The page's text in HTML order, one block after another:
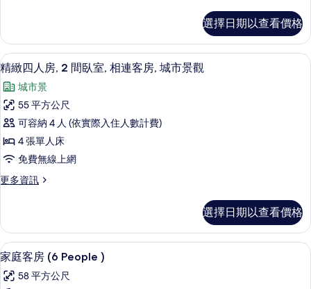
雙
床
房
詳
情
選擇日期以查看價格
顯
示
精
緻
四
人
房,
2
臥
室,
相
連
精緻四人房, 2 間臥室, 相連客房, 城市
4
精緻四人房, 2 間臥室, 相連客房, 城市景觀
城市景
55 平方公尺
可容納 4 人 (依實際入住人數計費)
4 張單人床
免費無線上網
更多資訊
更
四
人
房,
間
選擇日期以查看價格
顯
示
家
家庭客房 (6 People ) | 羽絨被、免費
5
家庭客房 (6 People )
58 平方公尺